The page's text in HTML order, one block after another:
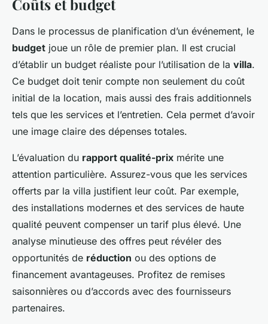
Coûts et budget
Dans le processus de planification d’un événement, le
budget joue un rôle de premier plan. Il est crucial
d’établir un budget réaliste pour l’utilisation de la villa.
Ce budget doit tenir compte non seulement du coût
initial de la location, mais aussi des frais additionnels
tels que les services et l’entretien. Cela permet d’avoir
une image claire des dépenses totales.
L’évaluation du rapport qualité-prix mérite une
attention particulière. Assurez-vous que les services
offerts par la villa justifient leur coût. Par exemple,
des installations modernes et des services de haute
qualité peuvent compenser un tarif plus élevé. Une
analyse minutieuse des offres peut révéler des
opportunités de réduction ou des options de
financement avantageuses. Profitez de remises
saisonnières ou d’accords avec des fournisseurs
partenaires.